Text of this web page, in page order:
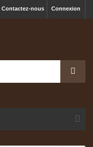
Connexion
Contactez-nous